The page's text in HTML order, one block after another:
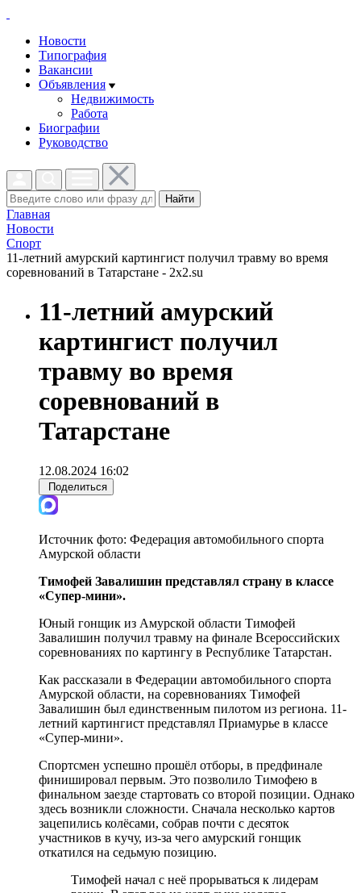
Новости
Типография
Вакансии
Объявления
Недвижимость
Работа
Биографии
Руководство
Найти
Главная
Новости
Спорт
11-летний амурский картингист получил травму во время
соревнований в Татарстане - 2x2.su
11-летний амурский
картингист получил
травму во время
соревнований в
Татарстане
12.08.2024 16:02
Поделиться
Источник фото: Федерация автомобильного спорта
Амурской области
Тимофей Завалишин представлял страну в классе
«Супер-мини».
Юный гонщик из Амурской области Тимофей
Завалишин получил травму на финале Всероссийских
соревнованиях по картингу в Республике Татарстан.
Как рассказали в Федерации автомобильного спорта
Амурской области, на соревнованиях Тимофей
Завалишин был единственным пилотом из региона. 11-
летний картингист представлял Приамурье в классе
«Супер-мини».
Спортсмен успешно прошёл отборы, в предфинале
финишировал первым. Это позволило Тимофею в
финальном заезде стартовать со второй позиции. Однако
здесь возникли сложности. Сначала несколько картов
зацепились колëсами, собрав почти с десяток
участников в кучу, из-за чего амурский гонщик
откатился на седьмую позицию.
Тимофей начал с неё прорываться к лидерам